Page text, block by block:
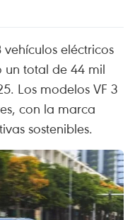
eléctricos
un total de 44 mil
Los modelos VF 3
con la marca
sostenibles.